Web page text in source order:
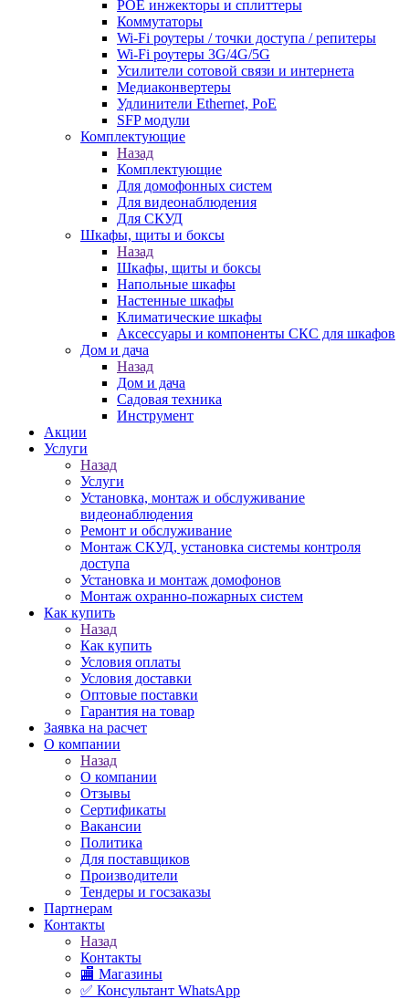
POE инжекторы и сплиттеры
Коммутаторы
Wi-Fi роутеры / точки доступа / репитеры
Wi-Fi роутеры 3G/4G/5G
Усилители сотовой связи и интернета
Медиаконвертеры
Удлинители Ethernet, PoE
SFP модули
Комплектующие
Назад
Комплектующие
Для домофонных систем
Для видеонаблюдения
Для СКУД
Шкафы, щиты и боксы
Назад
Шкафы, щиты и боксы
Напольные шкафы
Настенные шкафы
Климатические шкафы
Аксессуары и компоненты СКС для шкафов
Дом и дача
Назад
Дом и дача
Садовая техника
Инструмент
Акции
Услуги
Назад
Услуги
Установка, монтаж и обслуживание
видеонаблюдения
Ремонт и обслуживание
Монтаж СКУД, установка системы контроля
доступа
Установка и монтаж домофонов
Монтаж охранно-пожарных систем
Как купить
Назад
Как купить
Условия оплаты
Условия доставки
Оптовые поставки
Гарантия на товар
Заявка на расчет
О компании
Назад
О компании
Отзывы
Сертификаты
Вакансии
Политика
Для поставщиков
Производители
Тендеры и госзаказы
Партнерам
Контакты
Назад
Контакты
🏬 Магазины
✅️ Консультант WhatsApp